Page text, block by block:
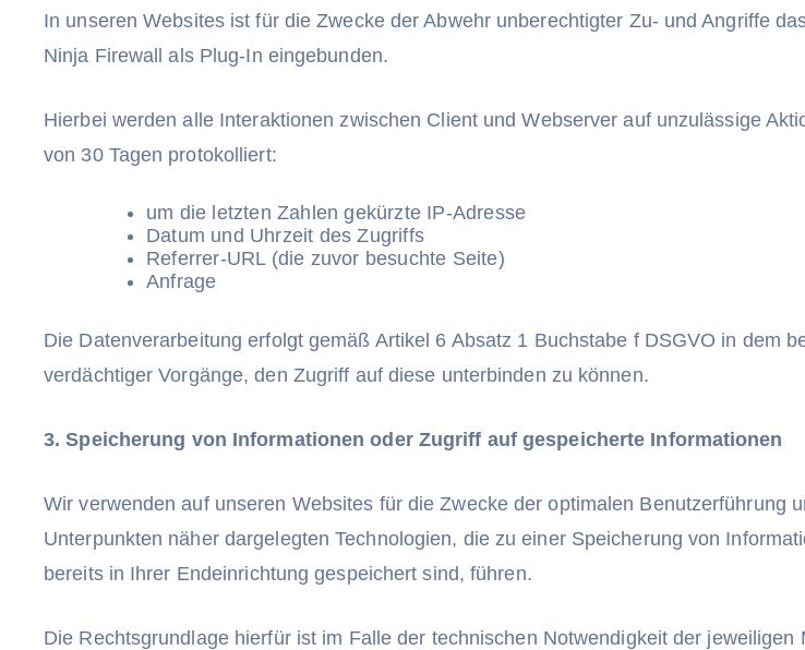
In unseren Websites ist für die Zwecke der Abwehr unberechtigter Zu- und Angriffe
Ninja Firewall als Plug-In eingebunden.
Hierbei werden alle Interaktionen zwischen Client und Webserver auf unzulässige
von 30 Tagen protokolliert:
um die letzten Zahlen gekürzte IP-Adresse
Datum und Uhrzeit des Zugriffs
Referrer-URL (die zuvor besuchte Seite)
Anfrage
Die Datenverarbeitung erfolgt gemäß Artikel 6 Absatz 1 Buchstabe f DSGVO in dem
verdächtiger Vorgänge, den Zugriff auf diese unterbinden zu können.
3. Speicherung von Informationen oder Zugriff auf gespeicherte Informationen
Wir verwenden auf unseren Websites für die Zwecke der optimalen Benutzerführung
Unterpunkten näher dargelegten Technologien, die zu einer Speicherung von
bereits in Ihrer Endeinrichtung gespeichert sind, führen.
Die Rechtsgrundlage hierfür ist im Falle der technischen Notwendigkeit der